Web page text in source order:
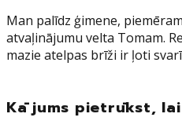
Man palīdz ģimene,
atvaļinājumu velta Tomam.
mazie atelpas brīži ir ļoti
Kā jums pietrūkst,